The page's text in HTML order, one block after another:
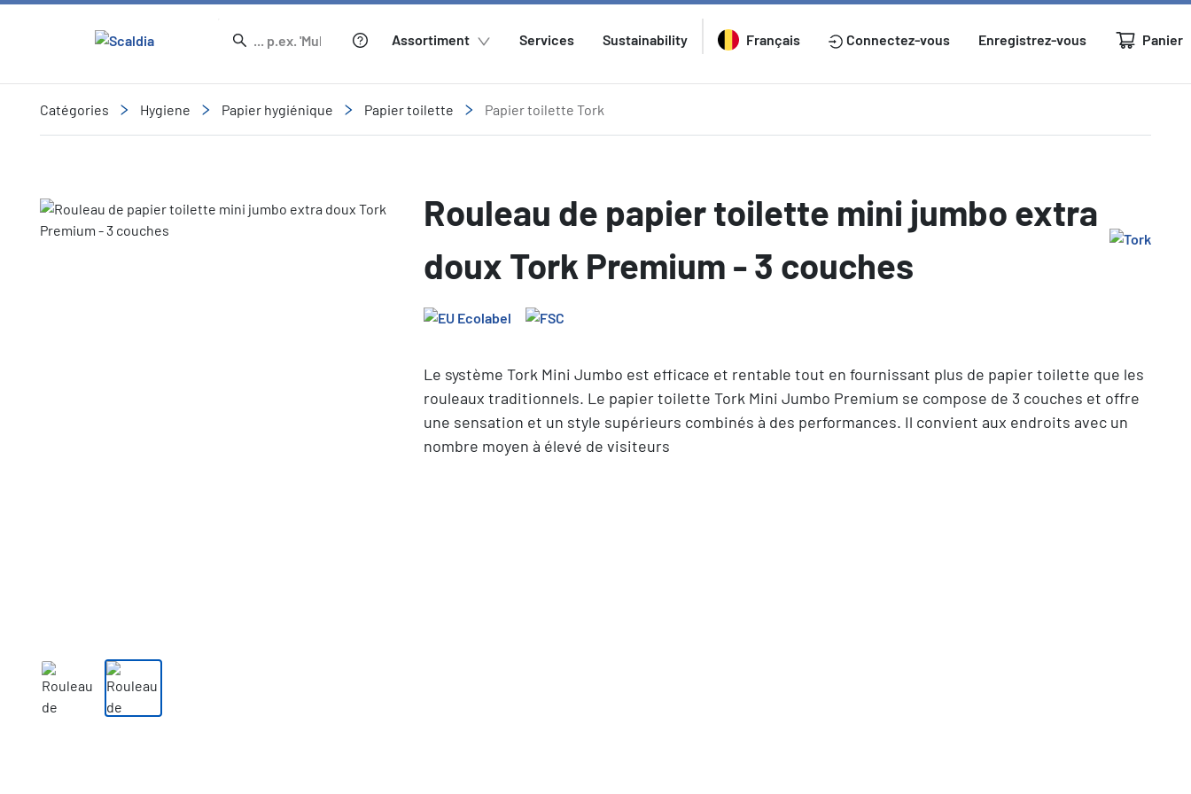
Assortiment Services Sustainability Français Connectez-vous Enregistrez-vous Panier
Catégories Hygiene Papier hygiénique Papier toilette Papier toilette Tork
Slide 2 of 2
Rouleau de papier toilette mini jumbo extra
doux Tork Premium - 3 couches
Le système Tork Mini Jumbo est efficace et rentable tout en fournissant plus de papier toilette que les
rouleaux traditionnels. Le papier toilette Tork Mini Jumbo Premium se compose de 3 couches et offre
une sensation et un style supérieurs combinés à des performances. Il convient aux endroits avec un
nombre moyen à élevé de visiteurs